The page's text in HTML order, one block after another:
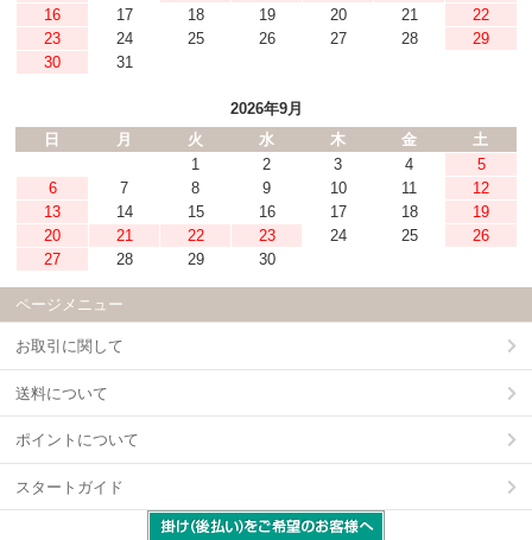
16
17 18 19 20 21
22
23
24 25 26 27 28
29
30
31
2026年9月
日
月 火 水 木 金
土
1
2 3 4
5
6
7 8 9 10 11
12
13
14 15 16 17 18
19
20
21 22 23 24 25
26
27
28 29 30
ページメニュー
お取引に関して
送料について
ポイントについて
スタートガイド